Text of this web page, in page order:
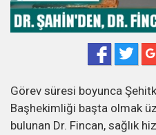
Görev süresi boyunca
Başhekimliği başta olmak
bulunan Dr. Fincan, sağlık